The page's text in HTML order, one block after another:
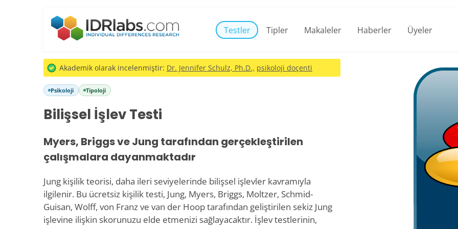
Testler Tipler Makaleler Haberler Üyeler
Akademik olarak incelenmiştir: Dr. Jennifer Schulz, Ph.D., psikoloji doçenti
Psikoloji Tipoloji
Bilişsel İşlev Testi
Myers, Briggs ve Jung tarafından gerçekleştirilen
çalışmalara dayanmaktadır
Jung kişilik teorisi, daha ileri seviyelerinde bilişsel işlevler kavramıyla
ilgilenir. Bu ücretsiz kişilik testi, Jung, Myers, Briggs, Moltzer, Schmid-
Guisan, Wolff, von Franz ve van der Hoop tarafından geliştirilen sekiz Jung
işlevine ilişkin skorunuzu elde etmenizi sağlayacaktır. İşlev testlerinin,